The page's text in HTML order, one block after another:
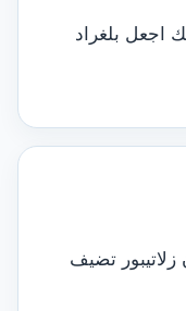
اجعل بلغراد
زلاتيبور تضيف